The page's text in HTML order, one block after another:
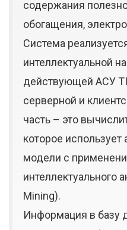
содержания
обогащения,
Система
интеллектуальной
действующей АСУ
серверной и
часть – это
которое
модели с
интеллектуального
Mining).
Информация в базу